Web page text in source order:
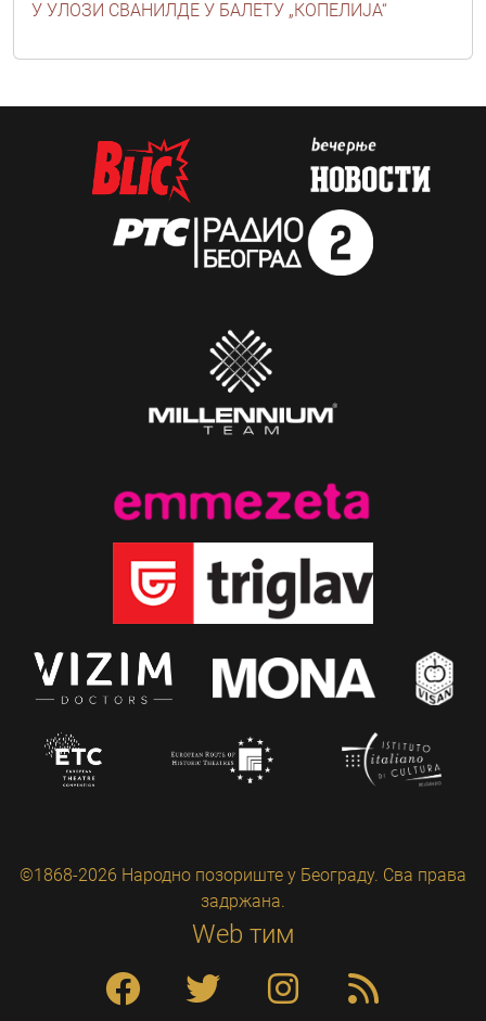
У УЛОЗИ СВАНИЛДЕ У БАЛЕТУ „КОПЕЛИЈА“
©1868-2026 Народно позориште у Београду. Сва права
задржана.
Web тим